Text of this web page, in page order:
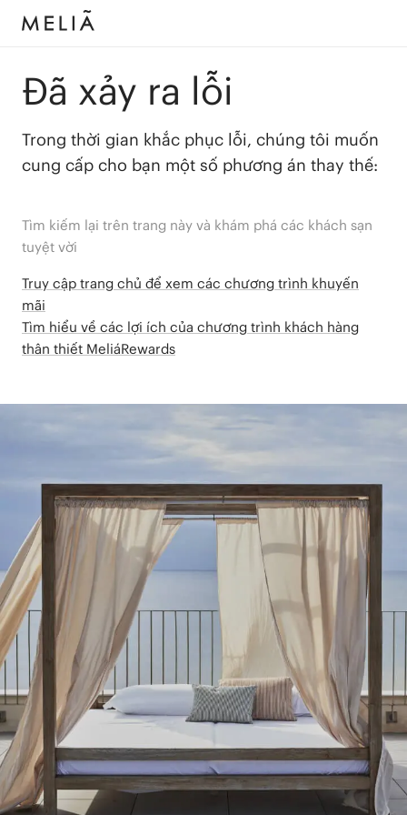
Đã xảy ra lỗi
Trong thời gian khắc phục lỗi, chúng tôi muốn
cung cấp cho bạn một số phương án thay thế:
Tìm kiếm lại trên trang này và khám phá các khách sạn
tuyệt vời
Truy cập trang chủ để xem các chương trình khuyến
mãi
Tìm hiểu về các lợi ích của chương trình khách hàng
thân thiết MeliáRewards